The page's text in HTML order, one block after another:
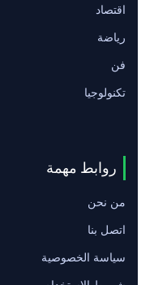
اقتصاد
رياضة
فن
تكنولوجيا
روابط مهمة
من نحن
اتصل بنا
سياسة الخصوصية